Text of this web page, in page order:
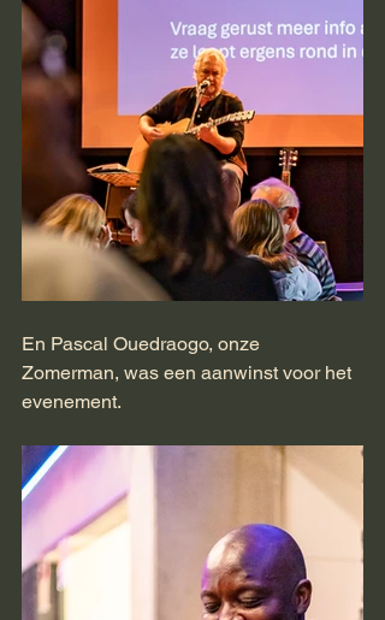
En Pascal Ouedraogo, onze
Zomerman, was een aanwinst voor het
evenement.